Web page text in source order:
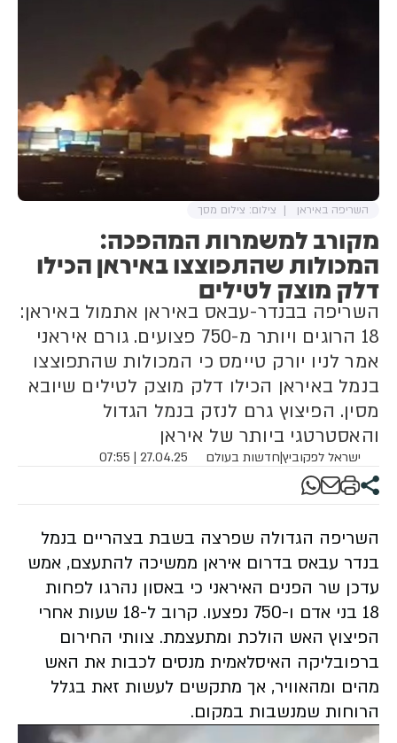
מקורב למשמרות המהפכה:
המכולות שהתפוצצו באיראן הכילו
דלק מוצק לטילים
השריפה בבנדר-עבאס באיראן אתמול באיראן:
18 הרוגים ויותר מ-750 פצועים. גורם איראני
אמר לניו יורק טיימס כי המכולות שהתפוצצו
בנמל באיראן הכילו דלק מוצק לטילים שיובא
מסין. הפיצוץ גרם לנזק בנמל הגדול
והאסטרטגי ביותר של איראן
ישראל לפקוביץ|חדשות בעולם 27.04.25 | 07:55
השריפה באיראן צילום: צילום מסך
השריפה הגדולה שפרצה בשבת בצהריים בנמל
בנדר עבאס בדרום איראן ממשיכה להתעצם, אמש
עדכן שר הפנים האיראני כי באסון נהרגו לפחות
18 בני אדם ו-750 נפצעו. קרוב ל-18 שעות אחרי
הפיצוץ האש הולכת ומתעצמת. צוותי החירום
ברפובליקה האיסלאמית מנסים לכבות את האש
מהים ומהאוויר, אך מתקשים לעשות זאת בגלל
הרוחות שמנשבות במקום.